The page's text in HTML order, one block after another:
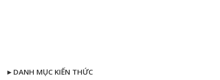
▸ DANH MỤC KIẾN THỨC